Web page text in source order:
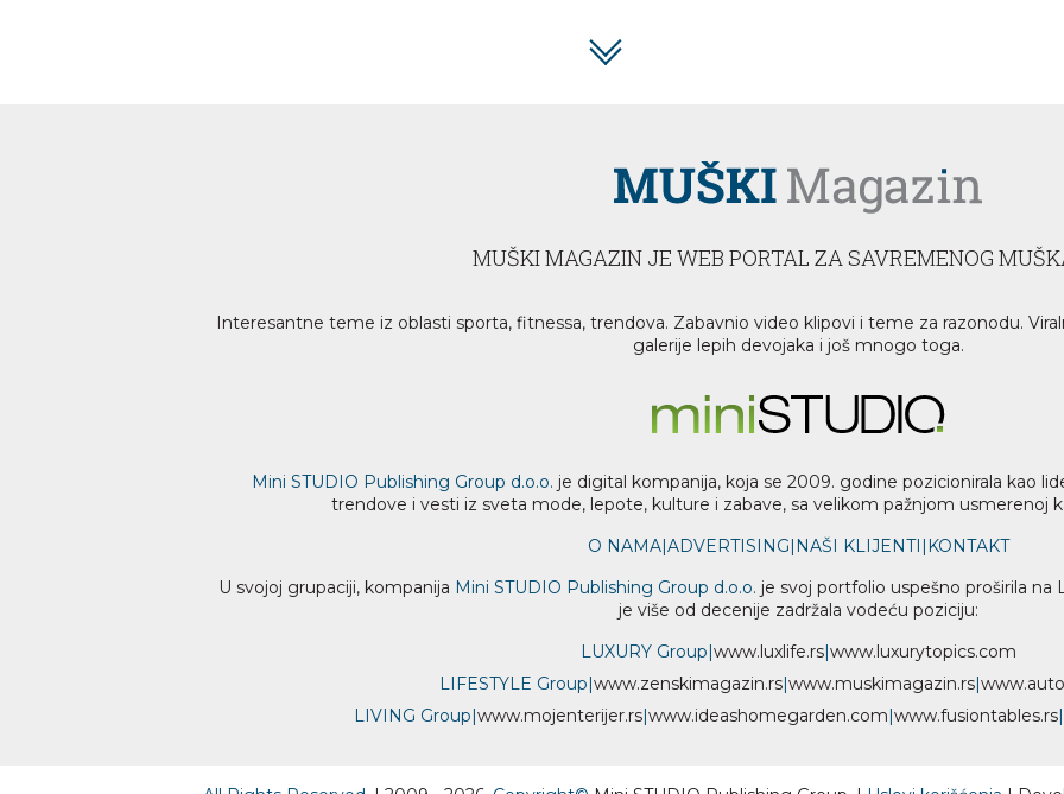
MUŠKI MAGAZIN JE WEB PORTAL ZA SAVREMENOG
Interesantne teme iz oblasti sporta, fitnessa, trendova. Zabavnio video klipovi i teme za razonodu.
galerije lepih devojaka i još mnogo toga.
Mini STUDIO Publishing Group d.o.o. je digital kompanija, koja se 2009. godine pozicionirala kao
trendove i vesti iz sveta mode, lepote, kulture i zabave, sa velikom pažnjom usmerenoj
O NAMA|ADVERTISING| NAŠI KLIJENTI | KONTAKT
U svojoj grupaciji, kompanija Mini STUDIO Publishing Group d.o.o. je svoj portfolio uspešno proširila
je više od decenije zadržala vodeću poziciju:
LUXURY Group|www.luxlife.rs|www.luxurytopics.com
LIFESTYLE Group|www.zenskimagazin.rs|www.muskimagazin.rs|www.auto
LIVING Group|www.mojenterijer.rs|www.ideashomegarden.com|www.fusiontables.rs|